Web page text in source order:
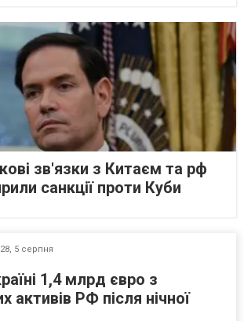
зв'язки з Китаєм та рф
санкції проти Куби
5 серпня
1,4 млрд євро з
активів РФ після нічної